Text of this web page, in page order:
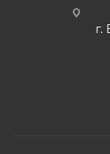
г.